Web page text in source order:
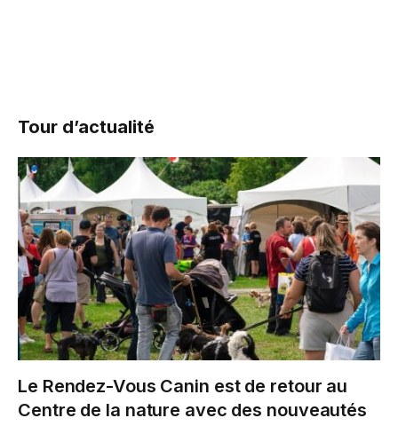
Tour d’actualité
Le Rendez-Vous Canin est de retour au
Centre de la nature avec des nouveautés